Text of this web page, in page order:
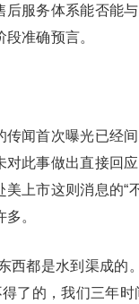
后服务体系能否能
准确预言。
传闻首次曝光已经
对此事做出直接回
美上市这则消息的“
。
西都是水到渠成的
了的，我们三年